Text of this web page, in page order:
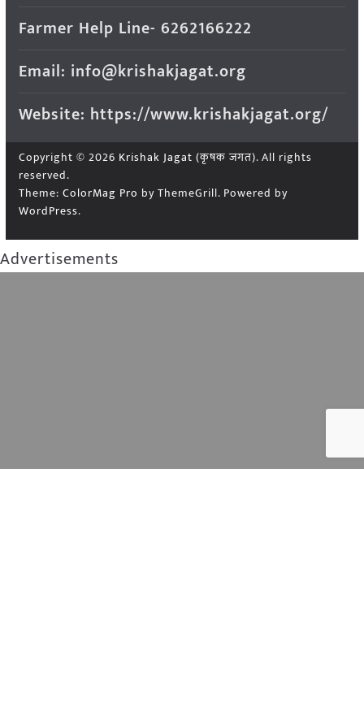
Farmer Help Line- 6262166222
Email: info@krishakjagat.org
Website: https://www.krishakjagat.org/
Copyright © 2026 Krishak Jagat (कृषक जगत). All rights
reserved.
Theme: ColorMag Pro by ThemeGrill. Powered by
WordPress.
Advertisements